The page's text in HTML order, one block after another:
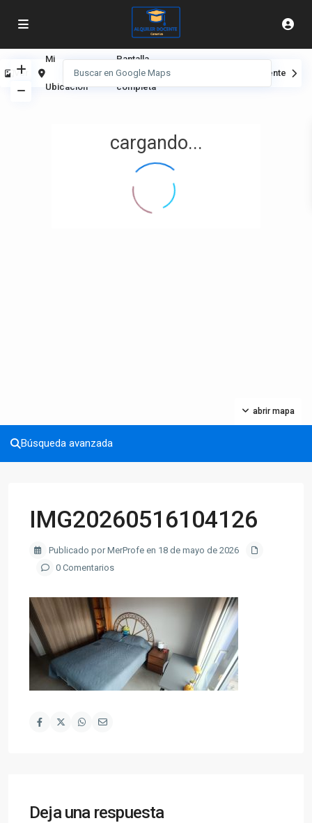
cargando...
abrir mapa
Ver
Mi
Ubicación
Pantalla
completa
Siguiente
Búsqueda avanzada
IMG20260516104126
Publicado por MerProfe en 18 de mayo de 2026
0 Comentarios
Deja una respuesta